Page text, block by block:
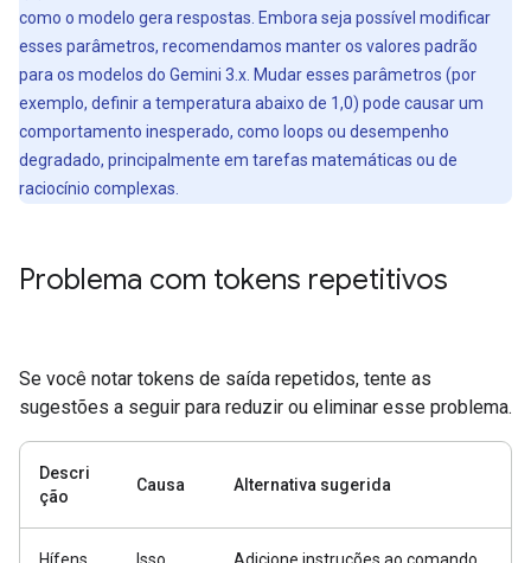
como o modelo gera respostas. Embora seja possível modificar
esses parâmetros, recomendamos manter os valores padrão
para os modelos do Gemini 3.x. Mudar esses parâmetros (por
exemplo, definir a temperatura abaixo de 1,0) pode causar um
comportamento inesperado, como loops ou desempenho
degradado, principalmente em tarefas matemáticas ou de
raciocínio complexas.
Problema com tokens repetitivos
Se você notar tokens de saída repetidos, tente as
sugestões a seguir para reduzir ou eliminar esse problema.
Descri
ção
Causa Alternativa sugerida